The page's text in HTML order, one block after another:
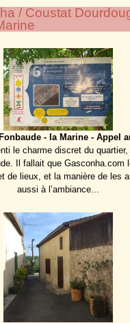
/ Coustat
- la Marine - Appel
le charme discret du quartier,
Il fallait que Gasconha.com
de lieux, et la manière de les
aussi à l’ambiance...